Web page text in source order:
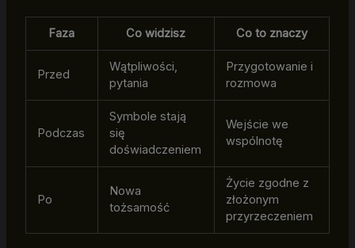
Faza Co widzisz Co to znaczy
Przed
Wątpliwości,
pytania
Przygotowanie i
rozmowa
Podczas
Symbole stają
się
doświadczeniem
Wejście we
wspólnotę
Po
Nowa
tożsamość
Życie zgodne z
złożonym
przyrzeczeniem